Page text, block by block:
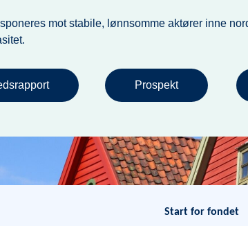
mot stabile, lønnsomme aktører inne
Prospekt
Start for fondet